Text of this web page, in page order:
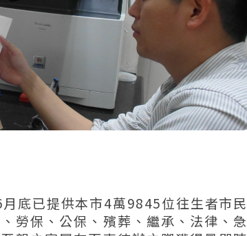
底已提供本市4萬9845位往生者市民
勞保、公保、殯葬、繼承、法律、急